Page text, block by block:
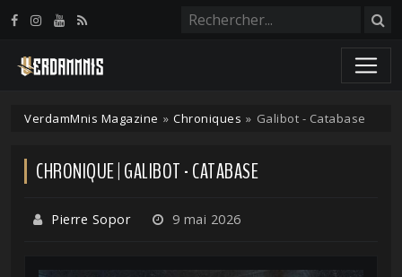
VerdamMnis Magazine » Chroniques » Galibot - Catabase
CHRONIQUE | GALIBOT - CATABASE
Pierre Sopor 9 mai 2026
Panneau de gestion des cookies